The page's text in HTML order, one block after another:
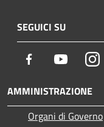
SEGUICI SU
Facebook Youtube
AMMINISTRAZIONE
Organi di Governo